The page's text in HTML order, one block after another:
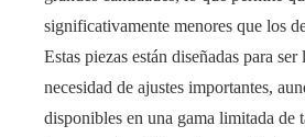
significativamente menores que los
Estas piezas están diseñadas para ser
necesidad de ajustes importantes,
disponibles en una gama limitada de